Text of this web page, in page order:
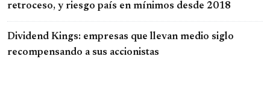
retroceso, y riesgo país en mínimos desde 2018
Dividend Kings: empresas que llevan medio siglo
recompensando a sus accionistas